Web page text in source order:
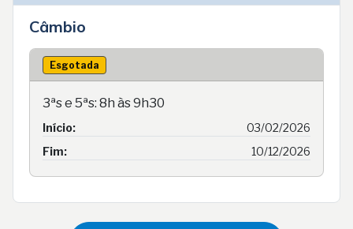
Câmbio
Esgotada
3ªs e 5ªs: 8h às 9h30
Início:
03/02/2026
Fim:
10/12/2026